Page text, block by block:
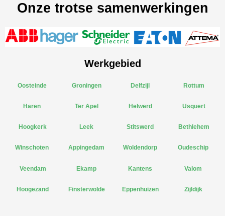
Onze trotse samenwerkingen
Werkgebied
Oosteinde
Haren
Hoogkerk
Winschoten
Veendam
Hoogezand
Groningen
Ter Apel
Leek
Appingedam
Ekamp
Finsterwolde
Delfzijl
Helwerd
Stitswerd
Woldendorp
Kantens
Eppenhuizen
Rottum
Usquert
Bethlehem
Oudeschip
Valom
Zijldijk